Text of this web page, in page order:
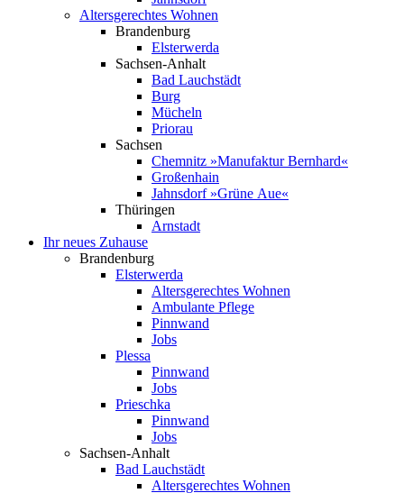
Altersgerechtes Wohnen
Brandenburg
Elsterwerda
Sachsen-Anhalt
Bad Lauchstädt
Burg
Mücheln
Priorau
Sachsen
Chemnitz »Manufaktur Bernhard«
Großenhain
Jahnsdorf »Grüne Aue«
Thüringen
Arnstadt
Ihr neues Zuhause
Brandenburg
Elsterwerda
Altersgerechtes Wohnen
Ambulante Pflege
Pinnwand
Jobs
Plessa
Pinnwand
Jobs
Prieschka
Pinnwand
Jobs
Sachsen-Anhalt
Bad Lauchstädt
Altersgerechtes Wohnen